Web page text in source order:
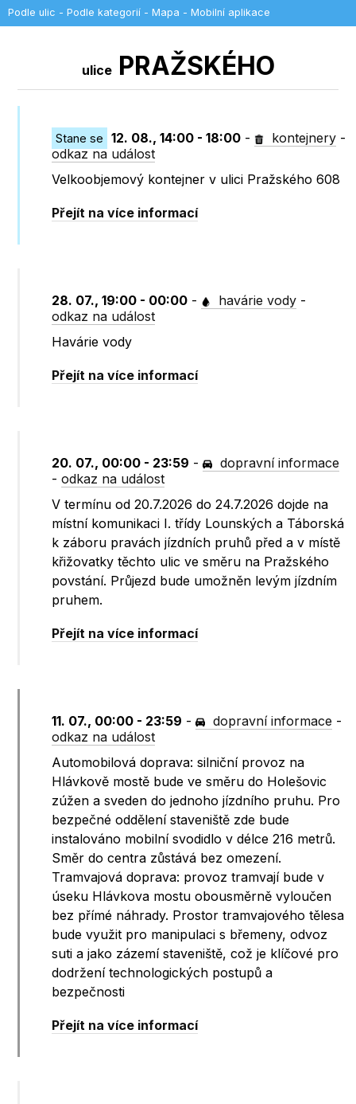
Podle ulic - Podle kategorií - Mapa - Mobilní aplikace
ulicePRAŽSKÉHO
Stane se 12. 08., 14:00 - 18:00 - kontejnery -
odkaz na událost
Velkoobjemový kontejner v ulici Pražského 608
Přejít na více informací
28. 07., 19:00 - 00:00 - havárie vody -
odkaz na událost
Havárie vody
Přejít na více informací
20. 07., 00:00 - 23:59 -
dopravní informace
-odkaz na událost
V termínu od 20.7.2026 do 24.7.2026 dojde na
místní komunikaci I. třídy Lounských a Táborská
k záboru pravách jízdních pruhů před a v místě
křižovatky těchto ulic ve směru na Pražského
povstání. Průjezd bude umožněn levým jízdním
pruhem.
Přejít na více informací
11. 07., 00:00 - 23:59 - dopravní informace -
odkaz na událost
Automobilová doprava: silniční provoz na
Hlávkově mostě bude ve směru do Holešovic
zúžen a sveden do jednoho jízdního pruhu. Pro
bezpečné oddělení staveniště zde bude
instalováno mobilní svodidlo v délce 216 metrů.
Směr do centra zůstává bez omezení.
Tramvajová doprava: provoz tramvají bude v
úseku Hlávkova mostu obousměrně vyloučen
bez přímé náhrady. Prostor tramvajového tělesa
bude využit pro manipulaci s břemeny, odvoz
suti a jako zázemí staveniště, což je klíčové pro
dodržení technologických postupů a
bezpečnosti
Přejít na více informací